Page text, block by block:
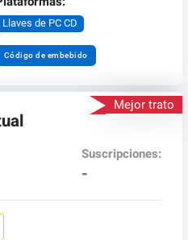
Llaves de PC CD
Código de embebido
Mejor trato
Suscripciones:
-